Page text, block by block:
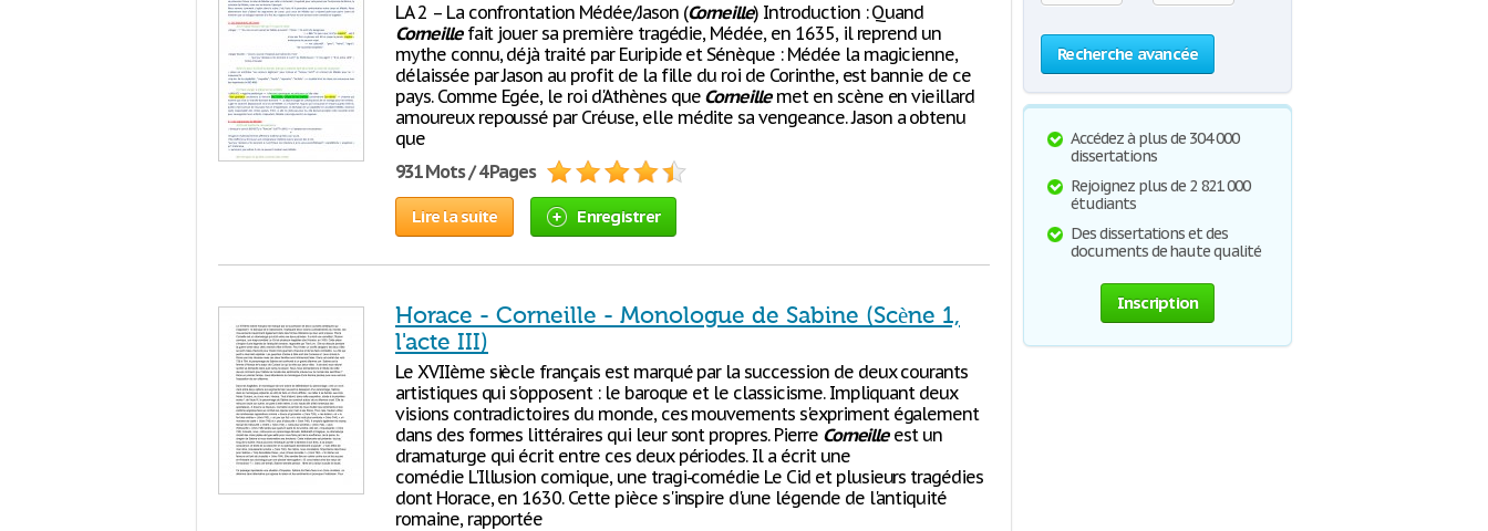
LA 2 – La confrontation Médée/Jason (Corneille) Introduction : Quand
Corneillefait jouer sa première tragédie, Médée, en 1635, il reprend un
mythe connu, déjà traité par Euripide et Sénèque : Médée la magicienne,
délaissée par Jason au profit de la fille du roi de Corinthe, est bannie de ce
pays. Comme Egée, le roi d'Athènes que Corneillemet en scène en vieillard
amoureux repoussé par Créuse, elle médite sa vengeance. Jason a obtenu
que
931 Mots / 4 Pages
Lire la suite Enregistrer
Horace - Corneille - Monologue de Sabine (Scène 1,
l'acte III)
Le XVIIème siècle français est marqué par la succession de deux courants
artistiques qui s'opposent : le baroque et le classicisme. Impliquant deux
visions contradictoires du monde, ces mouvements s'expriment également
dans des formes littéraires qui leur sont propres. Pierre Corneilleest un
dramaturge qui écrit entre ces deux périodes. Il a écrit une
comédie L'Illusion comique, une tragi-comédie Le Cid et plusieurs tragédies
dont Horace, en 1630. Cette pièce s'inspire d'une légende de l'antiquité
romaine, rapportée
Recherche avancée
Accédez à plus de 304 000
dissertations
Rejoignez plus de 2 821 000
étudiants
Des dissertations et des
documents de haute qualité
Inscription